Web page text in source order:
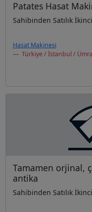
Patates Hasat
Sahibinden Satılık
Hasat Makinesi
Türkiye / İstanbul /
Tamamen orjinal,
antika
Sahibinden Satılık